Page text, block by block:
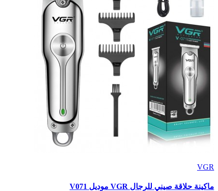
VGR
ماكينة حلاقة صيني للرجال VGR موديل V071